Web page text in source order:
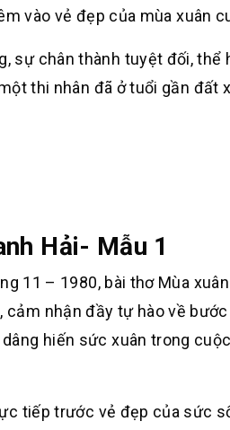
vào vẻ đẹp của mùa xuân
sự chân thành tuyệt đối, thể
thi nhân đã ở tuổi gần đất
Hải- Mẫu 1
11 – 1980, bài thơ Mùa
nhận đầy tự hào về
hiến sức xuân trong
tiếp trước vẻ đẹp của sức